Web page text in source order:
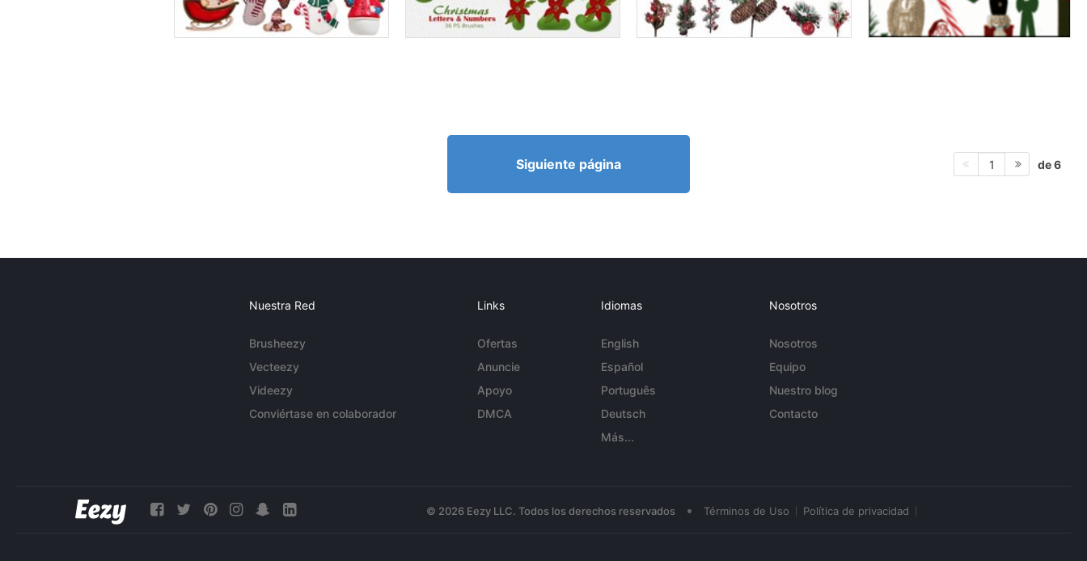
Siguiente página 1 de 6
Nuestra Red
Brusheezy
Vecteezy
Videezy
Conviértase en colaborador
Links
Ofertas
Anuncie
Apoyo
DMCA
Idiomas
English
Español
Português
Deutsch
Más...
Nosotros
Nosotros
Equipo
Nuestro blog
Contacto
© 2026 Eezy LLC. Todos los derechos reservados • Términos de Uso Política de privacidad